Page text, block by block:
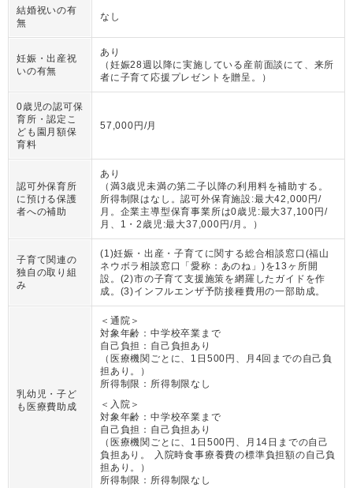
結婚祝いの有
無
なし
妊娠・出産祝
いの有無
あり
（ 妊娠28週以降に実施している産前面談にて、来所
者に子育て応援プレゼントを贈呈。
）
0歳児の認可保
育所・認定こ
ども園月額保
育料
57,000円/月
認可外保育所
に預ける保護
者への補助
あり
（ 満3歳児未満の第二子以降の利用料を補助する。
所得制限はなし。認可外保育施設:最大42,000円/
月。企業主導型保育事業所は0歳児:最大37,100円/
月、1・2歳児:最大37,000円/月。
）
子育て関連の
独自の取り組
み
(1)妊娠・出産・子育てに関する総合相談窓口(福山
ネウボラ相談窓口「愛称：あのね」)を13ヶ所開
設。(2)市の子育て支援施策を網羅したガイドを作
成。(3)インフルエンザ予防接種費用の一部助成。
乳幼児・子ど
も医療費助成
＜通院＞
対象年齢： 中学校卒業まで
自己負担： 自己負担あり
（ 医療機関ごとに、1日500円、月4回までの自己負
担あり。
）
所得制限： 所得制限なし
＜入院＞
対象年齢： 中学校卒業まで
自己負担： 自己負担あり
（ 医療機関ごとに、1日500円、月14日までの自己
負担あり。 入院時食事療養費の標準負担額の自己負
担あり。
）
所得制限： 所得制限なし